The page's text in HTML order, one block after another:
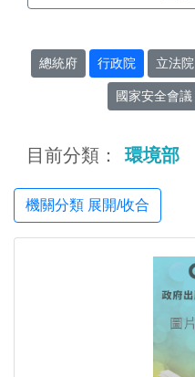
總統府 行政院 立法院
國家安全會議
目前分類： 環境部
機關分類 展開/收合